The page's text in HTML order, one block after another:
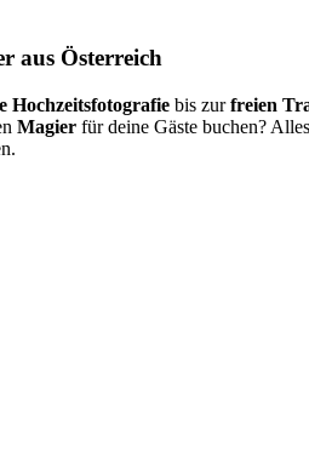
aus Österreich
Hochzeitsfotografiebis zurfreien
Magier für deine Gäste buchen?